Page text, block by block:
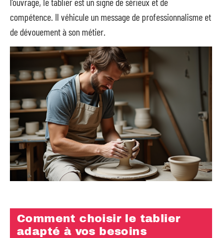
compétence. Il véhicule un message de professionnalisme et
de dévouement à son métier.
Comment choisir le tablier
adapté à vos besoins